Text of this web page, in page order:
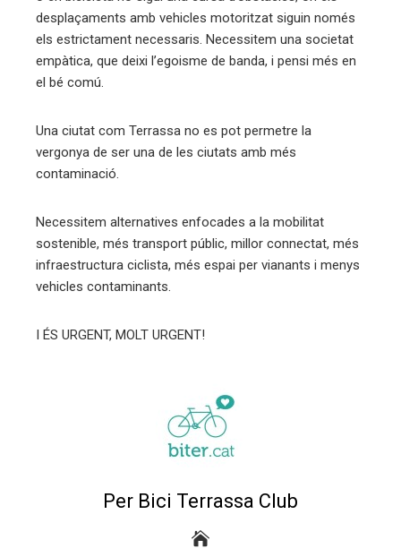
desplaçaments amb vehicles motoritzat siguin només
els estrictament necessaris. Necessitem una societat
empàtica, que deixi l’egoisme de banda, i pensi més en
el bé comú.
Una ciutat com Terrassa no es pot permetre la
vergonya de ser una de les ciutats amb més
contaminació.
Necessitem alternatives enfocades a la mobilitat
sostenible, més transport públic, millor connectat, més
infraestructura ciclista, més espai per vianants i menys
vehicles contaminants.
I ÉS URGENT, MOLT URGENT!
Per Bici Terrassa Club